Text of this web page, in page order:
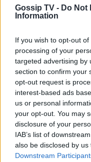
Gossip TV - Do Not
Information
If you wish to opt-out
processing of your
targeted advertising by
section to confirm your
opt-out request is
interest-based ads
us or personal
your opt-out. You may
disclosure of your
IAB’s list of
also be disclosed by
Downstream
SHOWBIZ
Μαριαλένα
τους δυο πρώτους
της
SHOWBIZ
«Μια γοργόνα στην
Αποθεώθηκε η
Μαγνήτισε τα
καλλίγραμμο κορμί
Σέρρες: «Δεν ήταν
πραγματογνώμονα